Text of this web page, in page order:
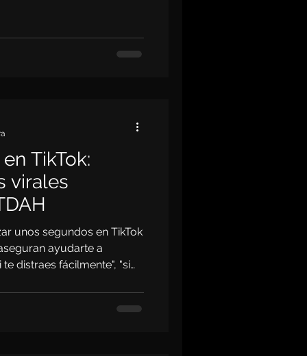
TikTok:
virales
unos segundos en TikTok
ayudarte a
te distraes fácilmente", "si
tenerlo... según esos
es esa información?